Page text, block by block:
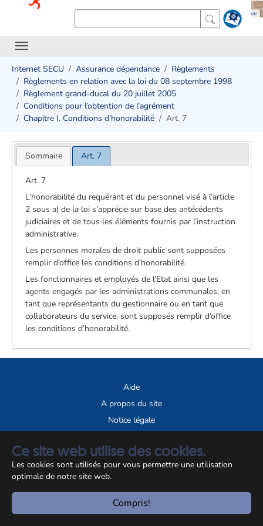
Ce site web utilise des cookies.
Les cookies sont utilisés pour vous permettre une utilisation
optimale de notre site web.
Compris!
Internet SECU Assurance dépendance
Règlements
Règlements en relation avec la loi du 08 septembre 1998
Règlement grand-ducal du 20 juillet 2005
Conditions pour l’obtention de l’agrément
Chapitre I. Conditions d’honorabilité
Art. 7
Sommaire Art. 7
Art. 7
L’honorabilité du requérant et du personnel visé à l’article
2 sous a) de la loi s’apprécie sur base des antécédents
judiciaires et de tous les éléments fournis par l’instruction
administrative.
Les personnes morales de droit public sont supposées
remplir d’office les conditions d’honorabilité.
Les fonctionnaires et employés de l’Etat ainsi que les
agents engagés par les administrations communales, en
tant que représentants du gestionnaire ou en tant que
collaborateurs du service, sont supposés remplir d’office
les conditions d’honorabilité.
Aide
A propos du site
Notice légale
© CCSS 2026